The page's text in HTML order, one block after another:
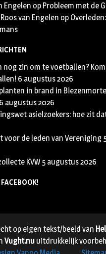
Engelen op Probleem met de
van Engelen op
nog zin om te voetballen?
6 augustus 2026
in brand in
6 augustus 2026
asielzoekers: hoe zit
voor de leden van Vereniging
KVW 5 augustus 2026
op eigen tekst/beeld van
Vught.nu uitdrukkelijk